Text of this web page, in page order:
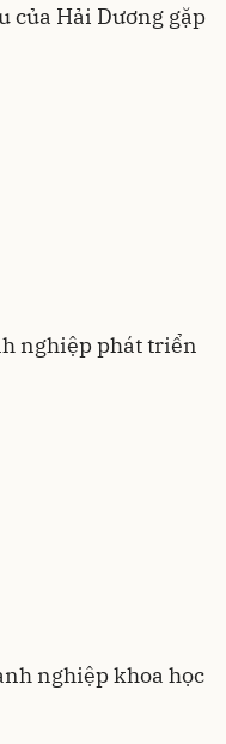
của Hải Dương gặp
nghiệp phát triển
nghiệp khoa học